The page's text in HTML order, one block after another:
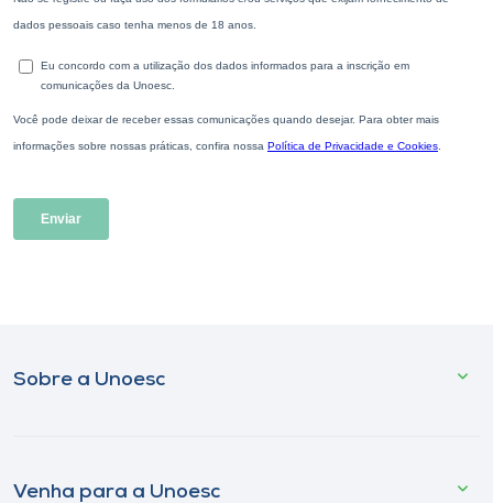
Sobre a Unoesc
Venha para a Unoesc